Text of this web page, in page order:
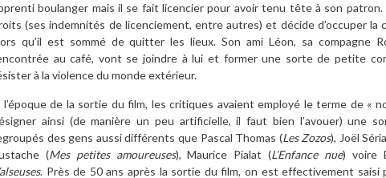
boulanger mais il se fait licencier pour avoir tenu tête à son
(ses indemnités de licenciement, entre autres) et décide d’occuper la
qu’il est sommé de quitter les lieux. Son ami Léon, sa compagne
au café, vont se joindre à lui et former une sorte de petite
à la violence du monde extérieur.
l’époque de la sortie du film, les critiques avaient employé le terme de «
ainsi (de manière un peu artificielle, il faut bien l’avouer) une
des gens aussi différents que Pascal Thomas (Les Zozos), Joël
(Mes petites amoureuses), Maurice Pialat (L’Enfance nue) voire
. Près de 50 ans après la sortie du film, on est effectivement